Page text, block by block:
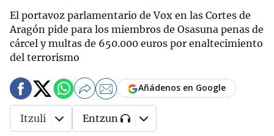
El portavoz parlamentario de Vox en las Cortes de
Aragón pide para los miembros de Osasuna penas de
cárcel y multas de 650.000 euros por enaltecimiento
del terrorismo
Añádenos en Google
Itzuli Entzun